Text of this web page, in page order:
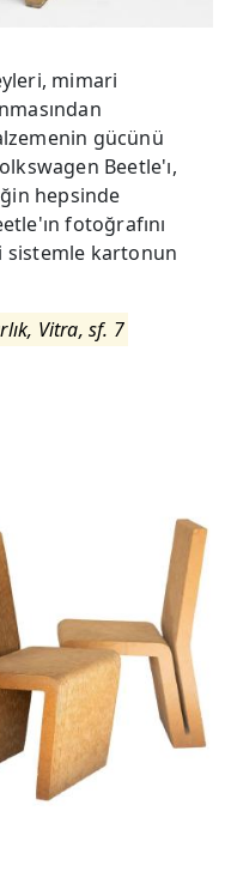
mimari
gücünü
Beetle'ı,
hepsinde
fotoğrafını
sistemle kartonun
Vitra, sf. 7